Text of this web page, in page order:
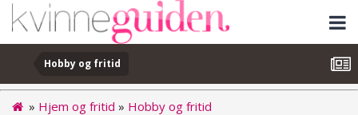
Hobby og fritid
» Hjem og fritid » Hobby og fritid